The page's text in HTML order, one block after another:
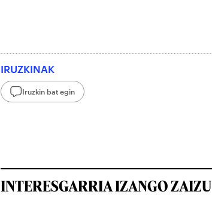
IRUZKINAK
Iruzkin bat egin
INTERESGARRIA IZANGO ZAIZU